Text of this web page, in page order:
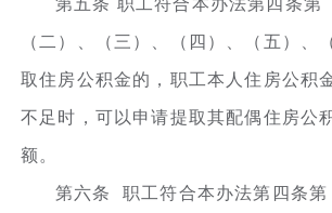
（二）、（三）、（四）、（五）、
取住房公积金的，职工本人住房公积
不足时，可以申请提取其配偶住房公
额。
第六条 职工符合本办法第四条第